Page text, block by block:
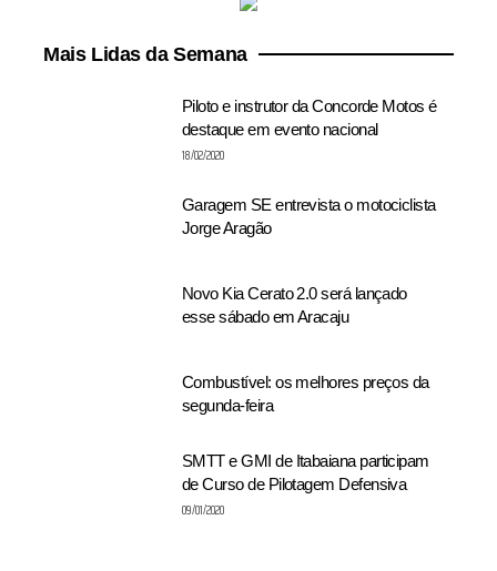
Mais Lidas da Semana
Piloto e instrutor da Concorde Motos é
destaque em evento nacional
18/02/2020
Garagem SE entrevista o motociclista
Jorge Aragão
Novo Kia Cerato 2.0 será lançado
esse sábado em Aracaju
Combustível: os melhores preços da
segunda-feira
SMTT e GMI de Itabaiana participam
de Curso de Pilotagem Defensiva
09/01/2020